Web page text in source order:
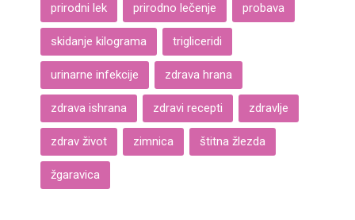
prirodni lek prirodno lečenje probava
skidanje kilograma trigliceridi
urinarne infekcije zdrava hrana
zdrava ishrana zdravi recepti zdravlje
zdrav život zimnica štitna žlezda
žgaravica